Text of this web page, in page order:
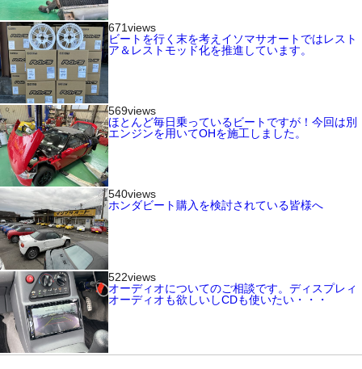
671views
ビートを行く末を考えイソマサオートではレスト
ア＆レストモッド化を推進しています。
569views
ほとんど毎日乗っているビートですが！今回は別
エンジンを用いてOHを施工しました。
540views
ホンダビート購入を検討されている皆様へ
522views
オーディオについてのご相談です。ディスプレィ
オーディオも欲しいしCDも使いたい・・・